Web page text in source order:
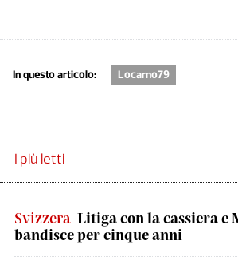
In questo articolo: Locarno79
I più letti
Svizzera Litiga con la cassiera e
bandisce per cinque anni